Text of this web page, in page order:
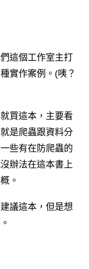
這個工作室主打
實作案例。(咦？
買這本，主要看
是爬蟲跟資料分
些有在防爬蟲的
辦法在這本書上
。
議這本，但是想